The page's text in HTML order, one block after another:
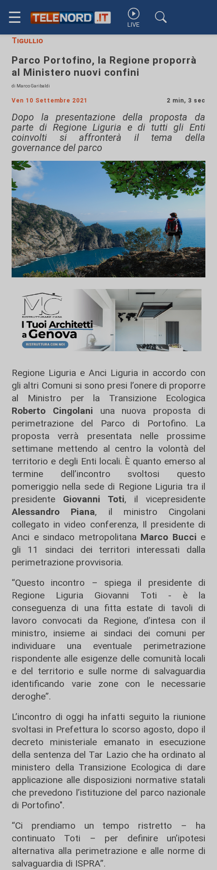
☰ LIVE
Tigullio
Parco Portofino, la Regione proporrà
al Ministero nuovi confini
di Marco Garibaldi
Ven 10 Settembre 2021 2 min, 3 sec
Dopo la presentazione della proposta da
parte di Regione Liguria e di tutti gli Enti
coinvolti si affronterà il tema della
governance del parco
Regione Liguria e Anci Liguria in accordo con
gli altri Comuni si sono presi l’onere di proporre
al Ministro per la Transizione Ecologica
Roberto Cingolani una nuova proposta di
perimetrazione del Parco di Portofino. La
proposta verrà presentata nelle prossime
settimane mettendo al centro la volontà del
territorio e degli Enti locali. È quanto emerso al
termine dell’incontro svoltosi questo
pomeriggio nella sede di Regione Liguria tra il
presidente Giovanni Toti, il vicepresidente
Alessandro Piana, il ministro Cingolani
collegato in video conferenza, Il presidente di
Anci e sindaco metropolitana Marco Bucci e
gli 11 sindaci dei territori interessati dalla
perimetrazione provvisoria.
“Questo incontro – spiega il presidente di
Regione Liguria Giovanni Toti - è la
conseguenza di una fitta estate di tavoli di
lavoro convocati da Regione, d’intesa con il
ministro, insieme ai sindaci dei comuni per
individuare una eventuale perimetrazione
rispondente alle esigenze delle comunità locali
e del territorio e sulle norme di salvaguardia
identificando varie zone con le necessarie
deroghe”.
L’incontro di oggi ha infatti seguito la riunione
svoltasi in Prefettura lo scorso agosto, dopo il
decreto ministeriale emanato in esecuzione
della sentenza del Tar Lazio che ha ordinato al
ministero della Transizione Ecologica di dare
applicazione alle disposizioni normative statali
che prevedono l’istituzione del parco nazionale
di Portofino".
“Ci prendiamo un tempo ristretto – ha
continuato Toti – per definire un’ipotesi
alternativa alla perimetrazione e alle norme di
salvaguardia di ISPRA”.